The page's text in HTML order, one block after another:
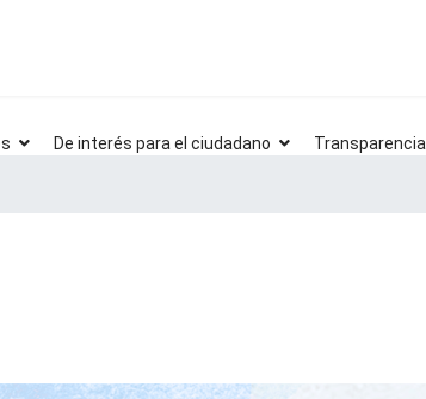
De interés para el ciudadano Transparencia